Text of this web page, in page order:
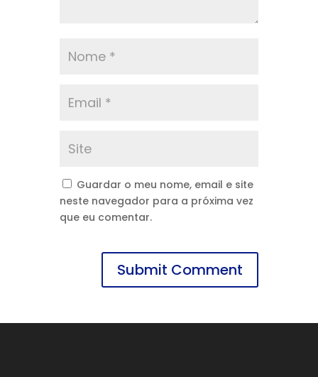
Guardar o meu nome, email e site
neste navegador para a próxima vez
que eu comentar.